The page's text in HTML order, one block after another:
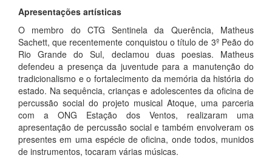
Apresentações artísticas
O membro do CTG Sentinela da Querência, Matheus
Sachett, que recentemente conquistou o título de 3º Peão do
Rio Grande do Sul, declamou duas poesias. Matheus
defendeu a presença da juventude para a manutenção do
tradicionalismo e o fortalecimento da memória da história do
estado. Na sequência, crianças e adolescentes da oficina de
percussão social do projeto musical Atoque, uma parceria
com a ONG Estação dos Ventos, realizaram uma
apresentação de percussão social e também envolveram os
presentes em uma espécie de oficina, onde todos, munidos
de instrumentos, tocaram várias músicas.